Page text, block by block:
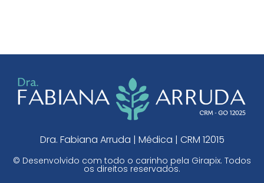
Dra. Fabiana Arruda | Médica | CRM 12015
© Desenvolvido com todo o carinho pela Girapix. Todos
os direitos reservados.